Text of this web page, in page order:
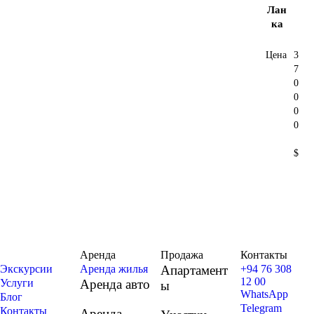
Лан
ка
Цена
3
7
0
0
0
0
$
Экскурсии
Услуги
Блог
Контакты
Аренда
Аренда жилья
Аренда авто
Продажа
Апартамент
ы
Контакты
+94 76 308
12 00
WhatsApp
Telegram